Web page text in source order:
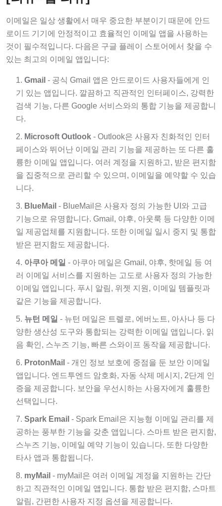
이메일은 일상 생활에서 매우 중요한 부분이기 때문에 안드
로이드 기기에 안정적이고 효율적인 이메일 앱을 사용하는
것이 필수적입니다. 다음은 구글 플레이 스토어에서 찾을 수
있는 최고의 이메일 앱입니다:
Gmail - 공식 Gmail 앱은 안드로이드 사용자들에게 인
기 있는 앱입니다. 깔끔하고 직관적인 인터페이스, 강력한
검색 기능, 다른 Google 서비스와의 통합 기능을 제공합니
다.
Microsoft Outlook - Outlook은 사용자 친화적인 인터
페이스와 뛰어난 이메일 관리 기능을 제공하는 또 다른 훌
륭한 이메일 앱입니다. 여러 계정을 지원하고, 받은 편지함
을 집중적으로 관리할 수 있으며, 이메일을 예약할 수 있습
니다.
BlueMail - BlueMail은 사용자 정의 가능한 UI와 고급
기능으로 유명합니다. Gmail, 야후, 아웃룩 등 다양한 이메
일 제공업체를 지원합니다. 또한 이메일 일시 중지 및 통합
받은 편지함도 제공합니다.
아쿠아 메일 - 아쿠아 메일은 Gmail, 야후, 핫메일 등 여
러 이메일 서비스를 지원하는 고도로 사용자 정의 가능한
이메일 앱입니다. 푸시 알림, 위젯 지원, 이메일 템플릿과
같은 기능을 제공합니다.
뉴턴 메일 - 뉴턴 메일은 트렐로, 에버노트, 아사나 등 다
양한 생산성 도구와 통합되는 강력한 이메일 앱입니다. 읽
음 확인, 스누즈 기능, 빠른 스와이프 동작을 제공합니다.
ProtonMail - 개인 정보 보호에 중점을 둔 보안 이메일
앱입니다. 엔드투엔드 암호화, 자동 삭제 메시지, 2단계 인
증을 제공합니다. 보안을 우선시하는 사용자에게 훌륭한
선택입니다.
Spark Email - Spark Email은 지능형 이메일 관리를 제
공하는 풍부한 기능을 갖춘 앱입니다. 스마트 받은 편지함,
스누즈 기능, 이메일 예약 기능이 있습니다. 또한 다양한
타사 앱과 통합됩니다.
myMail - myMail은 여러 이메일 계정을 지원하는 간단
하고 직관적인 이메일 앱입니다. 통합 받은 편지함, 스마트
알림, 간편한 사용자 지정 옵션을 제공합니다.